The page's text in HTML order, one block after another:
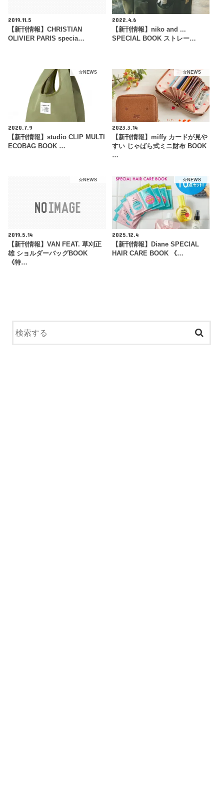
2019.11.5
【新刊情報】CHRISTIAN
OLIVIER PARIS specia…
2022.4.6
【新刊情報】niko and ...
SPECIAL BOOK ストレー…
☆NEWS
2020.7.9
【新刊情報】studio CLIP MULTI
ECOBAG BOOK …
☆NEWS
2023.3.14
【新刊情報】miffy カードが見や
すい じゃばら式ミニ財布 BOOK
…
☆NEWS
2019.5.14
【新刊情報】VAN FEAT. 草刈正
雄 ショルダーバッグBOOK
《特…
☆NEWS
2025.12.4
【新刊情報】Diane SPECIAL
HAIR CARE BOOK 《…